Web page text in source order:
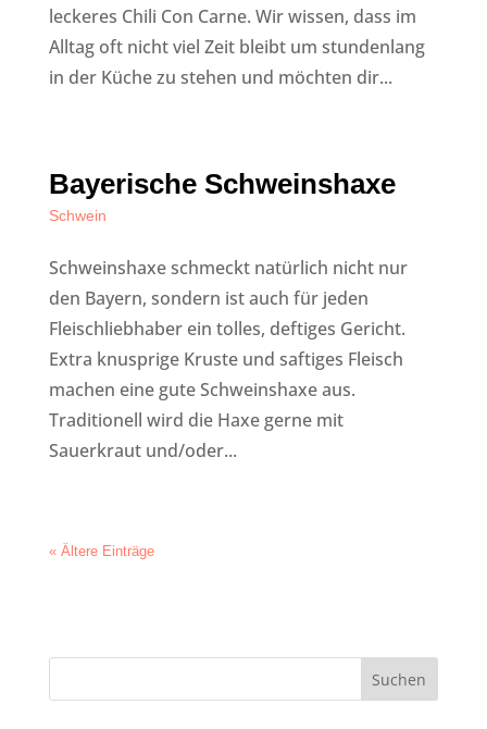
leckeres Chili Con Carne. Wir wissen, dass im
Alltag oft nicht viel Zeit bleibt um stundenlang
in der Küche zu stehen und möchten dir...
Bayerische Schweinshaxe
Schwein
Schweinshaxe schmeckt natürlich nicht nur
den Bayern, sondern ist auch für jeden
Fleischliebhaber ein tolles, deftiges Gericht.
Extra knusprige Kruste und saftiges Fleisch
machen eine gute Schweinshaxe aus.
Traditionell wird die Haxe gerne mit
Sauerkraut und/oder...
« Ältere Einträge